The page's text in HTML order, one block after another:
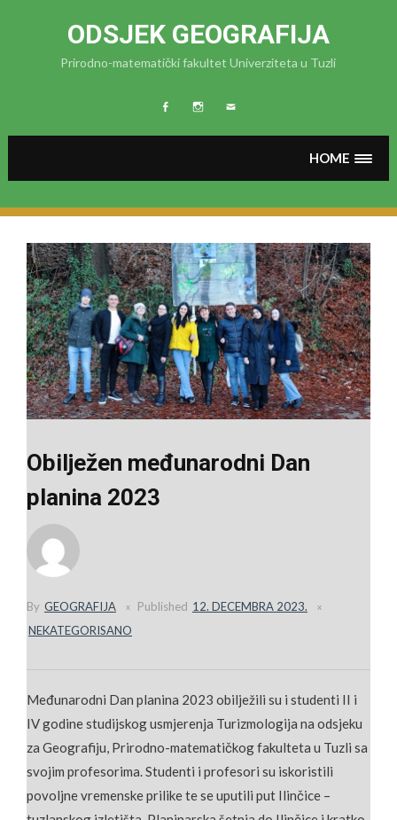
content
ODSJEK GEOGRAFIJA
Prirodno-matematički fakultet Univerziteta u Tuzli
HOME
Obilježen međunarodni Dan
planina 2023
By GEOGRAFIJA Published 12. DECEMBRA 2023.
NEKATEGORISANO
Međunarodni Dan planina 2023 obilježili su i studenti II i
IV godine studijskog usmjerenja Turizmologija na odsjeku
za Geografiju, Prirodno-matematičkog fakulteta u Tuzli sa
svojim profesorima. Studenti i profesori su iskoristili
povoljne vremenske prilike te se uputili put Ilinčice –